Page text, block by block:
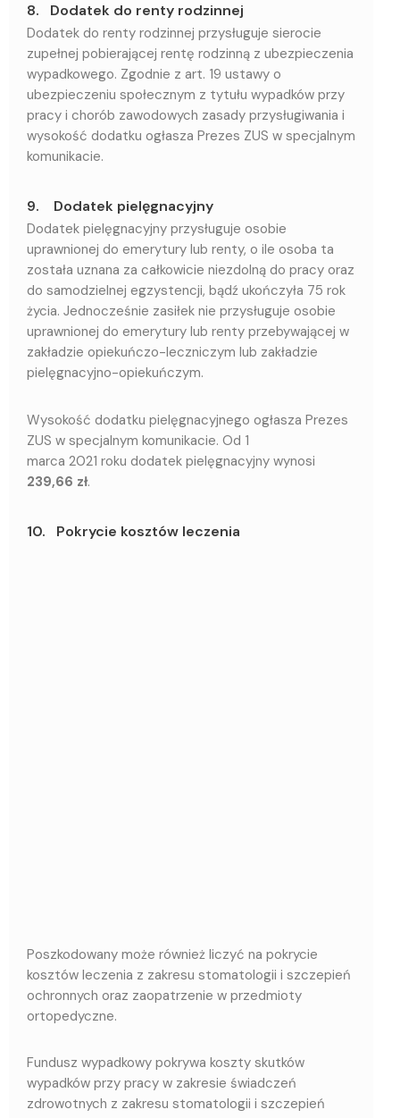
8. Dodatek do renty rodzinnej
Dodatek do renty rodzinnej przysługuje sierocie
zupełnej pobierającej rentę rodzinną z ubezpieczenia
wypadkowego. Zgodnie z art. 19 ustawy o
ubezpieczeniu społecznym z tytułu wypadków przy
pracy i chorób zawodowych zasady przysługiwania i
wysokość dodatku ogłasza Prezes ZUS w specjalnym
komunikacie.
9. Dodatek pielęgnacyjny
Dodatek pielęgnacyjny przysługuje osobie
uprawnionej do emerytury lub renty, o ile osoba ta
została uznana za całkowicie niezdolną do pracy oraz
do samodzielnej egzystencji, bądź ukończyła 75 rok
życia. Jednocześnie zasiłek nie przysługuje osobie
uprawnionej do emerytury lub renty przebywającej w
zakładzie opiekuńczo-leczniczym lub zakładzie
pielęgnacyjno-opiekuńczym.
Wysokość dodatku pielęgnacyjnego ogłasza Prezes
ZUS w specjalnym komunikacie. Od 1
marca 2021 roku dodatek pielęgnacyjny wynosi
239,66 zł.
10. Pokrycie kosztów leczenia
Poszkodowany może również liczyć na pokrycie
kosztów leczenia z zakresu stomatologii i szczepień
ochronnych oraz zaopatrzenie w przedmioty
ortopedyczne.
Fundusz wypadkowy pokrywa koszty skutków
wypadków przy pracy w zakresie świadczeń
zdrowotnych z zakresu stomatologii i szczepień